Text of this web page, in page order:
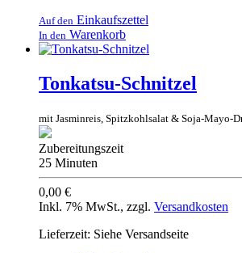
Auf den Einkaufszettel
In den Warenkorb
Tonkatsu-Schnitzel
mit Jasminreis, Spitzkohlsalat & Soja-Mayo-
Zubereitungszeit
25 Minuten
0,00 €
Inkl. 7% MwSt., zzgl. Versandkosten
Lieferzeit: Siehe Versandseite